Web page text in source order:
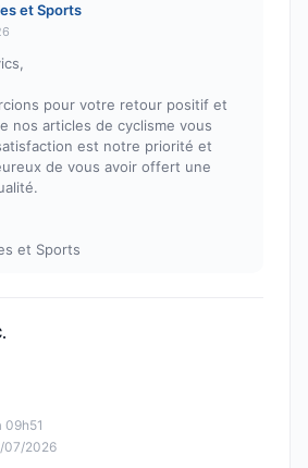
et Sports
pour votre retour positif et
nos articles de cyclisme vous
est notre priorité et
de vous avoir offert une
et Sports
09h51
07/2026